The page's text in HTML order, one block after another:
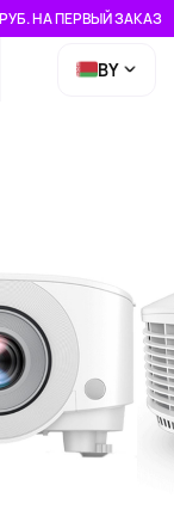
НА ПЕРВЫЙ ЗАКАЗ
BY